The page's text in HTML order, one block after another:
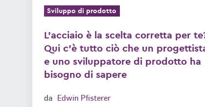
tutto
che
progettista
sviluppatore
Sviluppo di prodotto
L'acciaio è la scelta corretta per
Qui c'è tutto ciò che un
e uno sviluppatore di prodotto ha
bisogno di sapere
da Edwin Pfisterer